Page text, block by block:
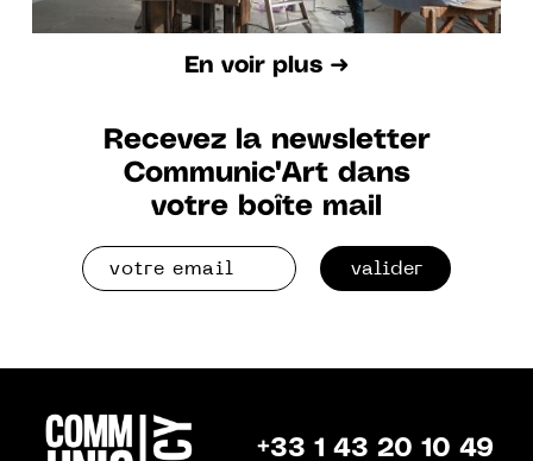
En voir plus ➜
Recevez la newsletter
Communic'Art dans
votre boîte mail
valider
+33 1 43 20 10 49